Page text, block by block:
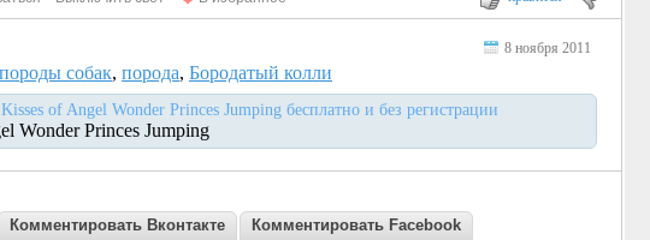
породы собак, порода, Бородатый колли
of Angel Wonder Princes Jumping бесплатно и без регистрации
Wonder Princes Jumping
8 ноября 2011
Комментировать Вконтакте Комментировать Facebook